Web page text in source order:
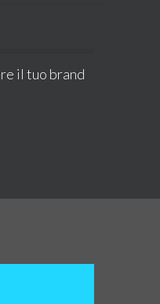
il tuo brand